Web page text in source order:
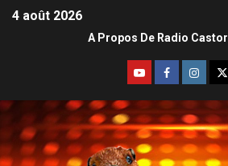
4 août 2026
A Propos De Radio Castor